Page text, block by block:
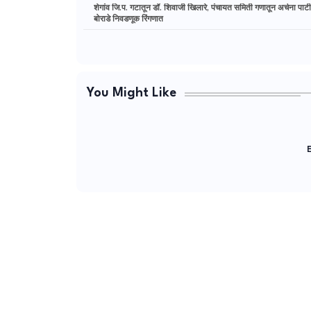
शेगांव जि.प. गटातून डॉ. शिवाजी खिलारे, पंचायत समिती गणातून अर्चना
बोराडे निवडणूक रिंगणात
You Might Like